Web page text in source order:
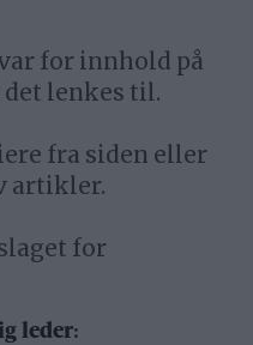
for innhold på
lenkes til.
fra siden eller
artikler.
for
leder: